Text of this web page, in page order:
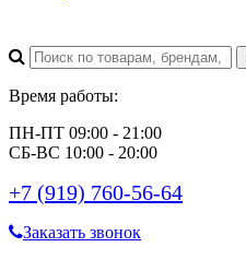
Время работы:
ПН-ПТ 09:00 - 21:00
СБ-ВС 10:00 - 20:00
+7 (919) 760-56-64
Заказать звонок